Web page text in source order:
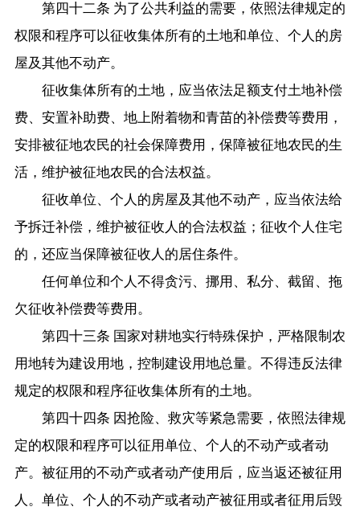
第四十二条 为了公共利益的需要，依照法律规定的
权限和程序可以征收集体所有的土地和单位、个人的房
屋及其他不动产。
征收集体所有的土地，应当依法足额支付土地补偿
费、安置补助费、地上附着物和青苗的补偿费等费用，
安排被征地农民的社会保障费用，保障被征地农民的生
活，维护被征地农民的合法权益。
征收单位、个人的房屋及其他不动产，应当依法给
予拆迁补偿，维护被征收人的合法权益；征收个人住宅
的，还应当保障被征收人的居住条件。
任何单位和个人不得贪污、挪用、私分、截留、拖
欠征收补偿费等费用。
第四十三条 国家对耕地实行特殊保护，严格限制农
用地转为建设用地，控制建设用地总量。不得违反法律
规定的权限和程序征收集体所有的土地。
第四十四条 因抢险、救灾等紧急需要，依照法律规
定的权限和程序可以征用单位、个人的不动产或者动
产。被征用的不动产或者动产使用后，应当返还被征用
人。单位、个人的不动产或者动产被征用或者征用后毁